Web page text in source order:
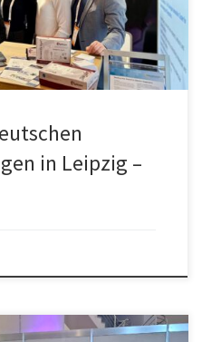
Verwaltungsbehörden.
in Leipzig –